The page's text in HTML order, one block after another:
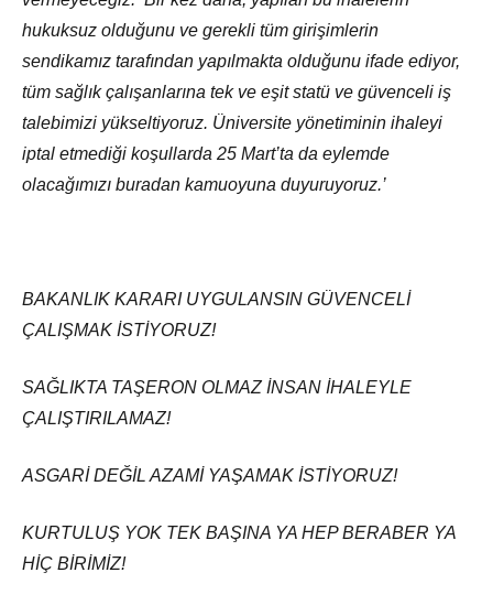
hukuksuz olduğunu ve gerekli tüm girişimlerin
sendikamız tarafından yapılmakta olduğunu ifade ediyor,
tüm sağlık çalışanlarına tek ve eşit statü ve güvenceli iş
talebimizi yükseltiyoruz. Üniversite yönetiminin ihaleyi
iptal etmediği koşullarda 25 Mart’ta da eylemde
olacağımızı buradan kamuoyuna duyuruyoruz.’
BAKANLIK KARARI UYGULANSIN GÜVENCELİ
ÇALIŞMAK İSTİYORUZ!
SAĞLIKTA TAŞERON OLMAZ İNSAN İHALEYLE
ÇALIŞTIRILAMAZ!
ASGARİ DEĞİL AZAMİ YAŞAMAK İSTİYORUZ!
KURTULUŞ YOK TEK BAŞINA YA HEP BERABER YA
HİÇ BİRİMİZ!